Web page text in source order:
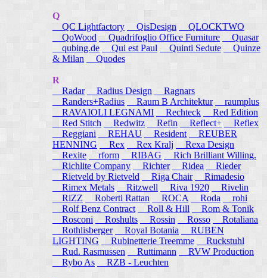
Q
QC Lightfactory
QisDesign
QLOCKTWO
QoWood Quadrifoglio Office Furniture
Quasar
qubing.de
Qui est Paul Quinti Sedute
Quinze
& Milan
Quodes
R
Radar
Radius Design
Ragnars
Randers+Radius
Raum B Architektur raumplus
RAVAIOLI LEGNAMI
Rechteck
Red Edition
Red Stitch
Redwitz Refin Reflect+
Reflex
Reggiani
REHAU Resident
REUBER
HENNING
Rex Rex Kralj
Rexa Design
Rexite
rform RIBAG
Rich Brilliant Willing.
Richlite Company
Richter Ridea
Rieder
Rietveld by Rietveld
Riga Chair
Rimadesio
Rimex Metals
Ritzwell Riva 1920
Rivelin
RiZZ
Roberti Rattan ROCA Roda
rohi
Rolf Benz Contract
Roll & Hill
Rom & Tonik
Rosconi Roshults Rossin Rosso
Rotaliana
Rothlisberger
Royal Botania
RUBEN
LIGHTING
Rubinetterie Treemme
Ruckstuhl
Rud. Rasmussen
Ruttimann
RVW Production
Rybo As
RZB - Leuchten